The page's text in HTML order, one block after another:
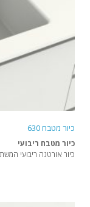
כיור מטבח 630
כיור מטבח ריבועי
כיור אורטגה ריבועי